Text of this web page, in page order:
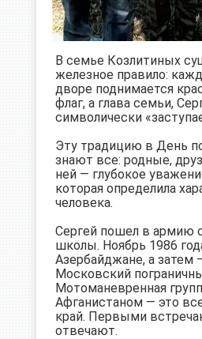
В семье Козлитиных
железное правило:
дворе поднимается
флаг, а глава семьи,
символически
Эту традицию в День
знают все: родные,
ней — глубокое
которая определила
человека.
Сергей пошел в армию
школы. Ноябрь 1986
Азербайджане, а затем
Московский
Мотоманевренная
Афганистаном — это
край. Первыми
отвечают.